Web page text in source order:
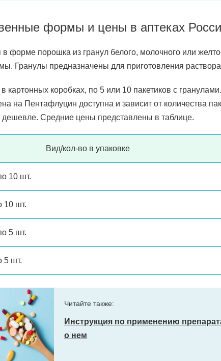
формы и цены в аптеках
в форме порошка из гранул белого, молочного или
Гранулы предназначены для приготовления
в картонных коробках, по 5 или 10 пакетиков с
на Пентафлуцин доступна и зависит от количества
дешевле. Средние цены представлены в таблице.
Вид/кол-во в упаковке
10 шт.
10 шт.
5 шт.
5 шт.
Читайте также:
Инструкция по применению
о нем